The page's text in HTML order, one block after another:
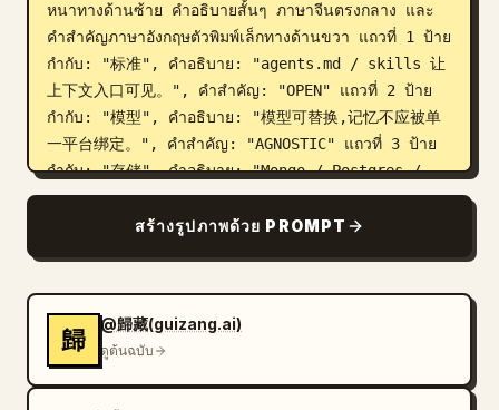
หนาทางด้านซ้าย คำอธิบายสั้นๆ ภาษาจีนตรงกลาง และ
คำสำคัญภาษาอังกฤษตัวพิมพ์เล็กทางด้านขวา แถวที่ 1 ป้าย
กำกับ: "标准", คำอธิบาย: "agents.md / skills 让
上下文入口可见。", คำสำคัญ: "OPEN" แถวที่ 2 ป้าย
กำกับ: "模型", คำอธิบาย: "模型可替换,记忆不应被单
一平台绑定。", คำสำคัญ: "AGNOSTIC" แถวที่ 3 ป้าย
กำกับ: "存储", คำอธิบาย: "Mongo / Postgres /
Redis 可作为自有记忆后端。", คำสำคัญ: "OWNED"
ทางด้านขวา ให้วางภาพจำลอง UI ขนาดใหญ่ภายในกรอบ
ออกเป็น 3 คอลัมน์หลัก คอลัมน์ซ้าย: แถบไอคอนแนวตั้ง
แคบๆ พร้อมแผงรายการโปรเจกต์/ไฟล์ เช่น
"agents.md", "skills", "workflows",
สร้างรูปภาพด้วย PROMPT
歸
@歸藏(guizang.ai)
ดูต้นฉบับ